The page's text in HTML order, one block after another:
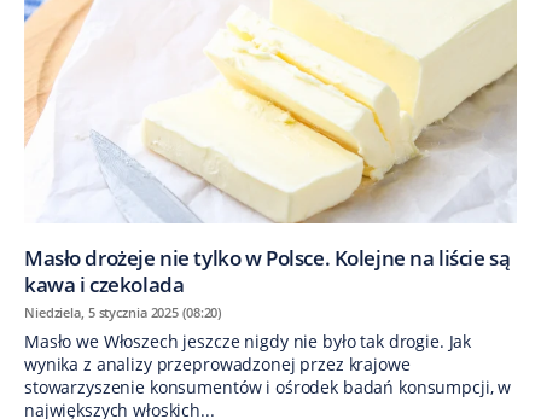
Masło drożeje nie tylko w Polsce. Kolejne na liście są
kawa i czekolada
Niedziela, 5 stycznia 2025 (08:20)
Masło we Włoszech jeszcze nigdy nie było tak drogie. Jak
wynika z analizy przeprowadzonej przez krajowe
stowarzyszenie konsumentów i ośrodek badań konsumpcji, w
największych włoskich...